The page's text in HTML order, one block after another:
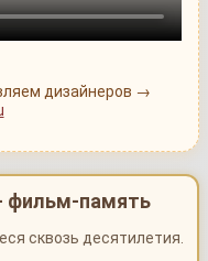
дизайнеров →
фильм-память
сквозь десятилетия.